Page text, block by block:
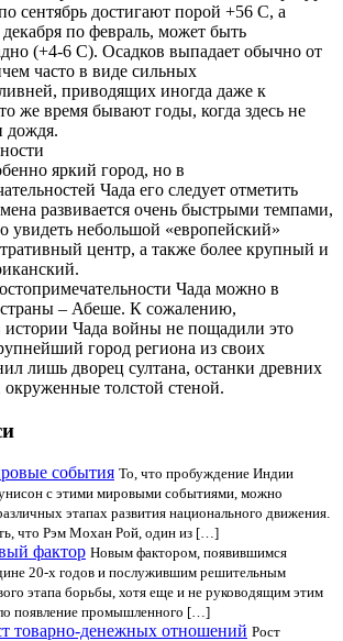
сентябрь достигают порой +56 C, а
по февраль, может быть
(+4-6 С). Осадков выпадает обычно от
часто в виде сильных
приводящих иногда даже к
же время бывают годы, когда здесь не
дождя.
яркий город, но в
Чада его следует отметить
развивается очень быстрыми темпами,
увидеть небольшой «европейский»
центр, а также более крупный и
Чада можно в
– Абеше. К сожалению,
Чада войны не пощадили это
город региона из своих
лишь дворец султана, останки древних
толстой стеной.
события То, что пробуждение Индии
с этими мировыми событиями, можно
этапах развития национального движения.
что Рэм Мохан Рой, один из […]
фактор Новым фактором, появившимся
20-х годов и послужившим решительным
этапа борьбы, хотя еще и не руководящим этим
появление промышленного […]
товарно-денежных отношений Рост